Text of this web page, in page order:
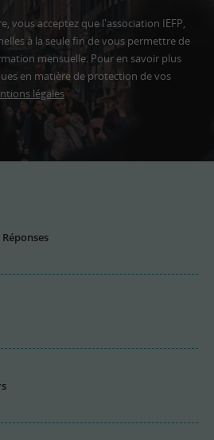
vous acceptez que l'association IEFP,
à la seule fin de vous permettre de
mensuelle. Pour en savoir plus
en matière de protection de vos
légales